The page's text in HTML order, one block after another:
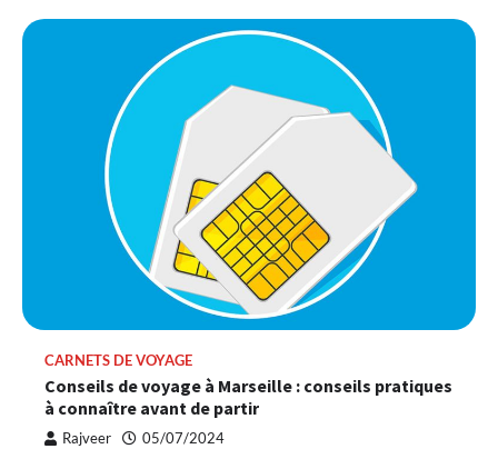
CARNETS DE VOYAGE
Conseils de voyage à Marseille : conseils pratiques
à connaître avant de partir
Rajveer 05/07/2024